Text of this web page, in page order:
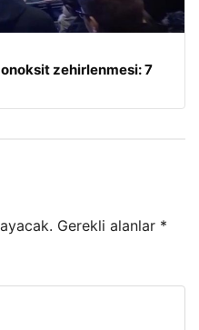
zehirlenmesi: 7
Gerekli alanlar *